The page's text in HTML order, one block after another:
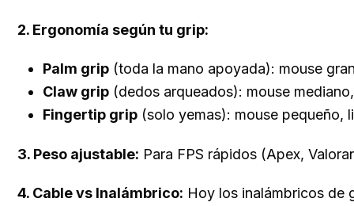
2. Ergonomía según tu grip:
Palm grip (toda la mano apoyada): mouse
Claw grip (dedos arqueados): mouse
Fingertip grip (solo yemas): mouse pequeño,
3. Peso ajustable: Para FPS rápidos (Apex,
4. Cable vs Inalámbrico: Hoy los inalámbricos de